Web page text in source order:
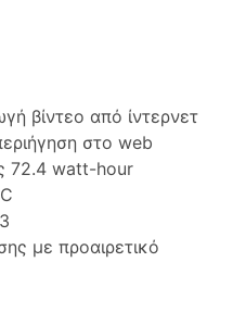
βίντεο από ίντερνετ
στο web
72.4 watt-hour
με προαιρετικό